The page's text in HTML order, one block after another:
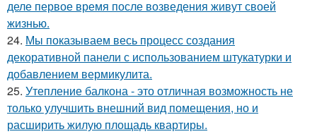
деле первое время после возведения живут своей
жизнью.
24. Мы показываем весь процесс создания
декоративной панели с использованием штукатурки и
добавлением вермикулита.
25. Утепление балкона - это отличная возможность не
только улучшить внешний вид помещения, но и
расширить жилую площадь квартиры.